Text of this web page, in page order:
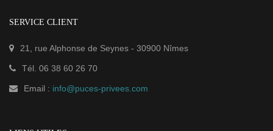
SERVICE CLIENT
21, rue Alphonse de Seynes - 30900 Nîmes
Tél. 06 38 60 26 70
Email : info@puces-privees.com